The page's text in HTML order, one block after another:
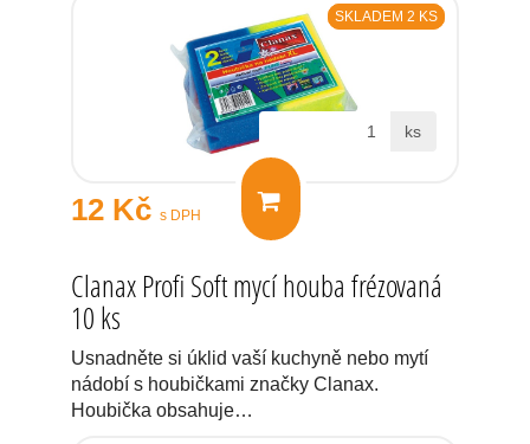
SKLADEM 2 KS
12 Kč s DPH
ks
Clanax Profi Soft mycí houba frézovaná
10 ks
Usnadněte si úklid vaší kuchyně nebo mytí
nádobí s houbičkami značky Clanax.
Houbička obsahuje…